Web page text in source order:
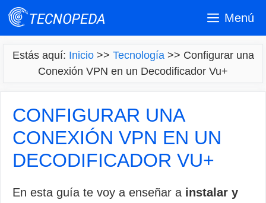
Saltar
Menú
Estás aquí: Inicio>> Tecnología>> Configurar una
Conexión VPN en un Decodificador Vu+
CONFIGURAR UNA
CONEXIÓN VPN EN UN
DECODIFICADOR VU+
En esta guía te voy a enseñar a instalar y